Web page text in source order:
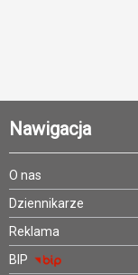
Nawigacja
O nas
Dziennikarze
Reklama
BIP